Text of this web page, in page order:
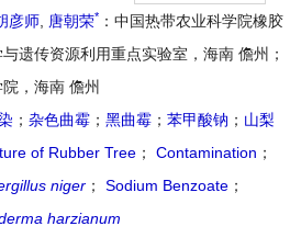
彦师 唐朝荣* ：中国热带农业科学院橡胶
遗传资源利用重点实验室，海南 儋州；
，海南 儋州
； 杂色曲霉 ； 黑曲霉 ； 苯甲酸钠 ； 山梨
of Rubber Tree ； Contamination ；
niger ； Sodium Benzoate ；
harzianum